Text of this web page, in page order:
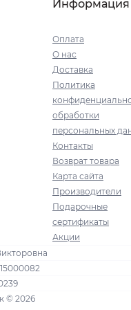
Информация
Оплата
О нас
Доставка
Политика
обработки
персональных
Контакты
Возврат товара
Карта сайта
Производители
Подарочные
сертификаты
Акции
© 2026